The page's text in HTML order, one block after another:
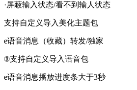
·屏蔽输入状态/看不到输人状态
支持自定义导入美化主题包
e语音消息（收藏）转发/独家
®支持自定义导入语音包
e语音消息播放进度条大于3秒